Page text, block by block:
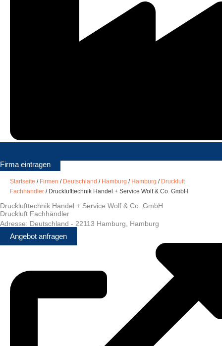
Firma eintragen
Startseite / Firmen / Deutschland / Hamburg / Hamburg / Druckluft
Fachhändler / Drucklufttechnik Handel + Service Wolf & Co. GmbH
Drucklufttechnik Handel + Service Wolf & Co. GmbH
Druckluft Fachhändler
Adresse: Deutschland - 22113 Hamburg Hamburg
Angebot anfragen